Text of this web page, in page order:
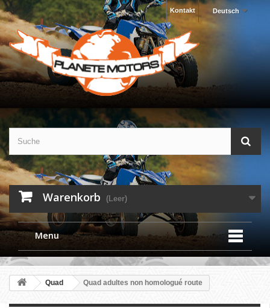
Deutsch
Kontakt
Warenkorb (Leer)
Menu
Quad Quad adultes non homologué route